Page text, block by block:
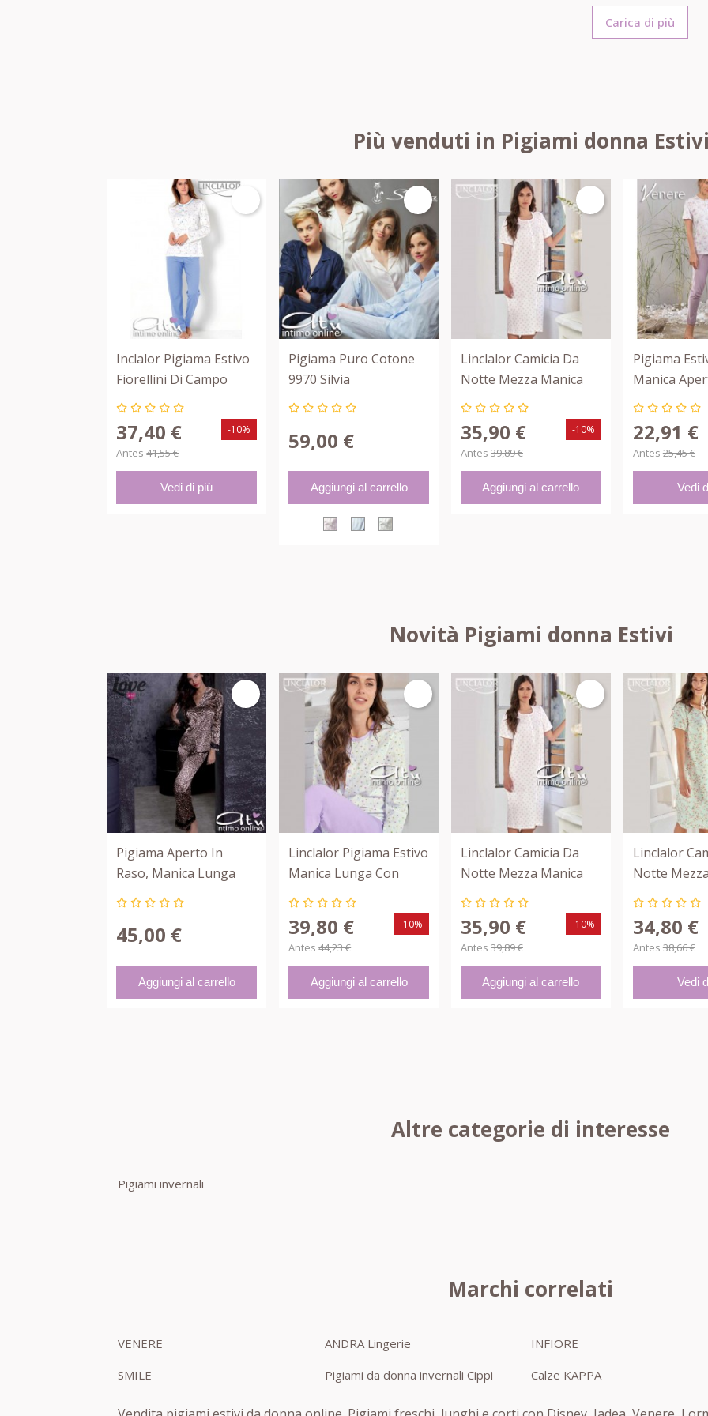
Carica di più
Più venduti in Pigiami donna
Inclalor Pigiama Estivo
Fiorellini Di Campo
Bianco Rosa 73633
37,40 €
Antes 41,55 €
-10%
Vedi di più
Pigiama Puro Cotone
9970 Silvia
59,00 €
Aggiungi al carrello
ROSA CIELO
Linclalor Camicia Da
Notte Mezza Manica
Con Carrè 74458
35,90 €
Antes 39,89 €
-10%
Aggiungi al carrello
Pigiama
Manica
Polvere
22,91 €
Antes 25,45 €
Vedi
Novità Pigiami donna Estivi
Pigiama Aperto In
Raso, Manica Lunga
Love And Bra 73799
45,00 €
Aggiungi al carrello
Linclalor Pigiama Estivo
Manica Lunga Con
Cuoricini Colorati
39,80 €
Antes 44,23 €
-10%
Aggiungi al carrello
Linclalor Camicia Da
Notte Mezza Manica
Con Carrè 74458
35,90 €
Antes 39,89 €
-10%
Aggiungi al carrello
Linclalor
Notte
Fiori Gialli
34,80 €
Antes 38,66 €
Vedi
Altre categorie di interesse
Pigiami invernali
Marchi correlati
VENERE ANDRA Lingerie
INFIORE
SMILE
Pigiami da donna invernali Cippi Calze KAPPA